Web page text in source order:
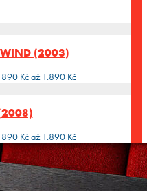
(2003)
890 Kč až 1.890 Kč
890 Kč až 1.890 Kč